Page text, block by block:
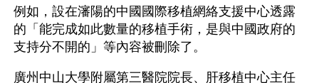
例如，設在瀋陽的中國國際移植網絡支援中心透露
的「能完成如此數量的移植手術，是與中國政府的
支持分不開的」等內容被刪除了。
廣州中山大學附屬第三醫院院長、肝移植中心主任